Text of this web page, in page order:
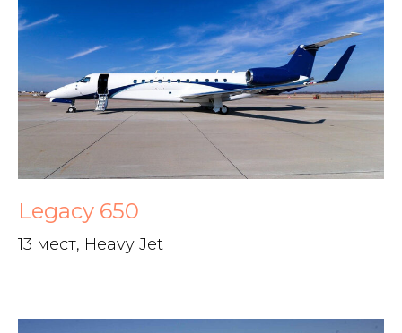
Legacy 650
13 мест, Heavy Jet